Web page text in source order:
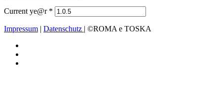
Current ye@r *
Impressum | Datenschutz | ©ROMA e TOSKA